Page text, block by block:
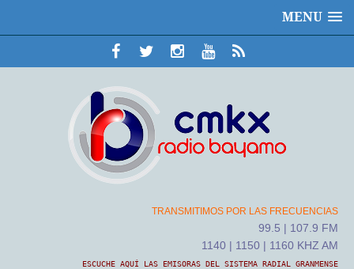
MENU
TRANSMITIMOS POR LAS FRECUENCIAS
99.5 | 107.9 FM
1140 | 1150 | 1160 KHZ AM
ESCUCHE AQUÍ LAS EMISORAS DEL SISTEMA RADIAL GRANMENSE